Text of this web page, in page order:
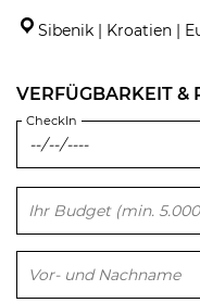
Sibenik | Kroatien |
VERFÜGBARKEIT &
CheckIn
Bitte lasse dieses Feld